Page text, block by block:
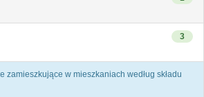
3
zamieszkujące w mieszkaniach według składu